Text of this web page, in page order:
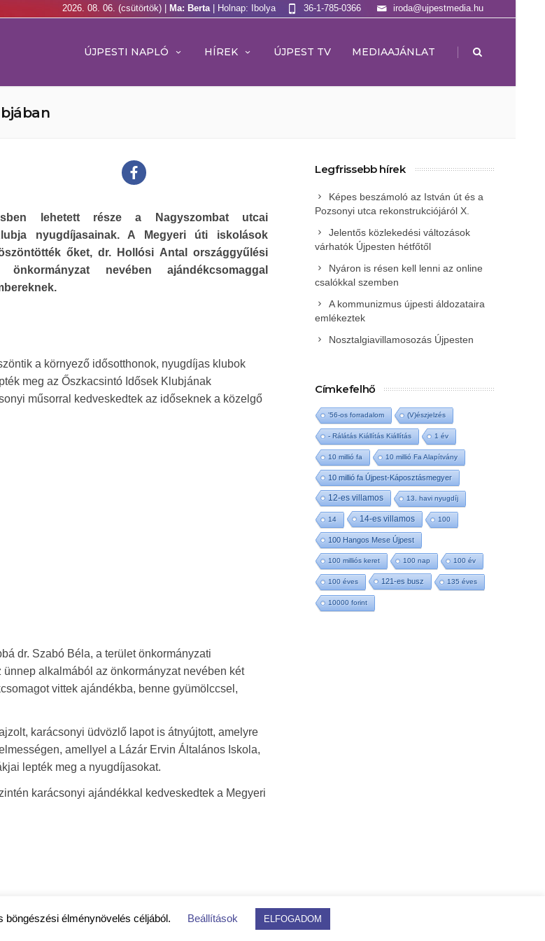
2026. 08. 06. (csütörtök) | Ma: Berta | Holnap: Ibolya iroda@ujpestmedia.hu
36-1-785-0366
ÚJPESTI NAPLÓ HÍREK ÚJPEST TV MEDIAAJÁNLAT |
lehetett része a Nagyszombat utcai
nyugdíjasainak. A Megyeri úti iskolások
őket, dr. Hollósi Antal országgyűlési
nevében ajándékcsomaggal
a környező idősotthonok, nyugdíjas klubok
meg az Őszkacsintó Idősek Klubjának
műsorral kedveskedtek az időseknek a közelgő
dr. Szabó Béla, a terület önkormányzati
alkalmából az önkormányzat nevében két
vittek ajándékba, benne gyümölccsel,
karácsonyi üdvözlő lapot is átnyújtott, amelyre
amellyel a Lázár Ervin Általános Iskola,
lepték meg a nyugdíjasokat.
karácsonyi ajándékkal kedveskedtek a Megyeri
Legfrissebb hírek
Képes beszámoló az István út és a
Pozsonyi utca rekonstrukciójáról X.
Jelentős közlekedési változások
várhatók Újpesten hétfőtől
Nyáron is résen kell lenni az online
csalókkal szemben
A kommunizmus újpesti áldozataira
emlékeztek
Nosztalgiavillamosozás Újpesten
Címkefelhő
'56-os forradalom (V)észjelzés
- Rálátás Kiállítás Kiállítás 1 év
10 millió fa 10 millió Fa Alapítvány
10 millió fa Újpest-Káposztásmegyer
12-es villamos 13. havi nyugdíj
14 14-es villamos 100
100 Hangos Mese Újpest
100 milliós keret 100 nap 100 év
100 éves 121-es busz 135 éves
10000 forint
adatok|Impresszum
élménynövelés céljából. Beállítások ELFOGADOM